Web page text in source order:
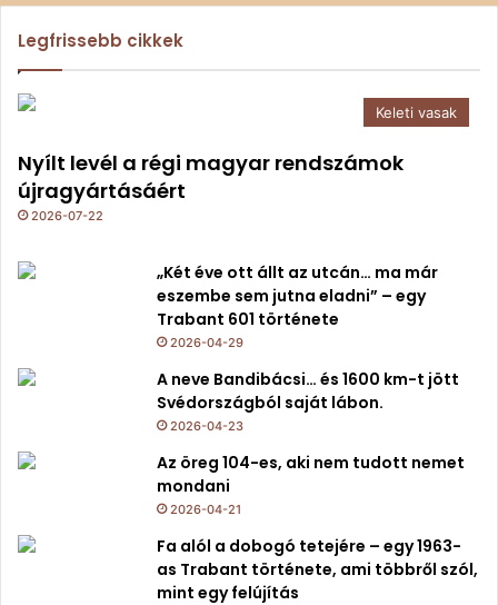
Legfrissebb cikkek
Keleti vasak
Nyílt levél a régi magyar rendszámok
újragyártásáért
2026-07-22
„Két éve ott állt az utcán… ma már
eszembe sem jutna eladni” – egy
Trabant 601 története
2026-04-29
A neve Bandibácsi… és 1600 km-t jött
Svédországból saját lábon.
2026-04-23
Az öreg 104-es, aki nem tudott nemet
mondani
2026-04-21
Fa alól a dobogó tetejére – egy 1963-
as Trabant története, ami többről szól,
mint egy felújítás